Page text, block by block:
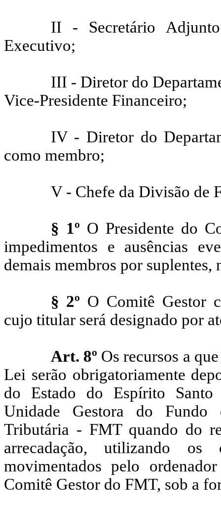
II - Secretário Adjunto
Executivo;
III - Diretor do
Vice-Presidente Financeiro;
IV - Diretor do
como membro;
V - Chefe da Divisão de
§ 1º O Presidente do
impedimentos e ausências
demais membros por
§ 2º O Comitê Gestor
cujo titular será designado por
Art. 8º Os recursos a
Lei serão obrigatoriamente
do Estado do Espírito
Unidade Gestora do Fundo
Tributária - FMT quando do
arrecadação, utilizando
movimentados pelo
Comitê Gestor do FMT, sob a